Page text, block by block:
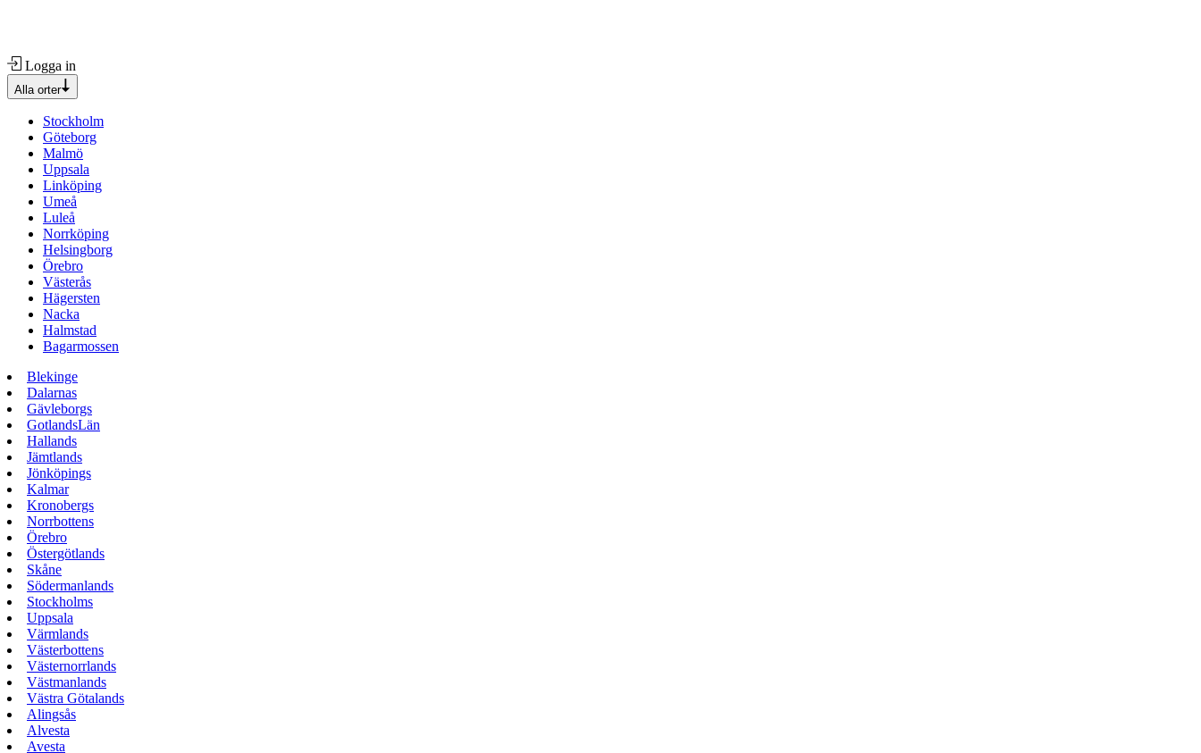
Logga in
Alla orter
Stockholm
Göteborg
Malmö
Uppsala
Linköping
Umeå
Luleå
Norrköping
Helsingborg
Örebro
Västerås
Hägersten
Nacka
Halmstad
Bagarmossen
Blekinge
Dalarnas
Gävleborgs
GotlandsLän
Hallands
Jämtlands
Jönköpings
Kalmar
Kronobergs
Norrbottens
Örebro
Östergötlands
Skåne
Södermanlands
Stockholms
Uppsala
Värmlands
Västerbottens
Västernorrlands
Västmanlands
Västra Götalands
Alingsås
Alvesta
Avesta